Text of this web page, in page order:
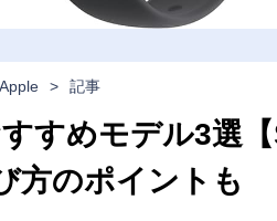
Apple > 記事
すめモデル3選
方のポイントも